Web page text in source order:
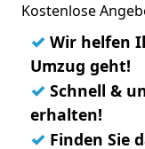
Kostenlose
✓ Wir helfen
Umzug geht!
✓ Schnell &
erhalten!
✓ Finden Sie